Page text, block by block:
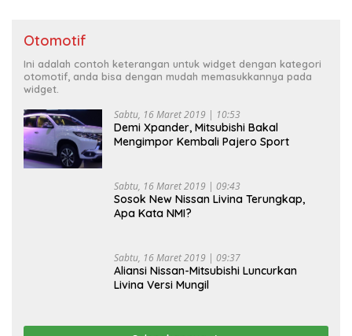
Otomotif
Ini adalah contoh keterangan untuk widget dengan kategori
otomotif, anda bisa dengan mudah memasukkannya pada
widget.
Sabtu, 16 Maret 2019 | 10:53
Demi Xpander, Mitsubishi Bakal
Mengimpor Kembali Pajero Sport
Sabtu, 16 Maret 2019 | 09:43
Sosok New Nissan Livina Terungkap,
Apa Kata NMI?
Sabtu, 16 Maret 2019 | 09:37
Aliansi Nissan-Mitsubishi Luncurkan
Livina Versi Mungil